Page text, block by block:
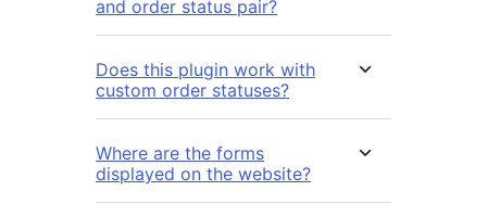
and order status pair?
Does this plugin work with
custom order statuses?
Where are the forms
displayed on the website?